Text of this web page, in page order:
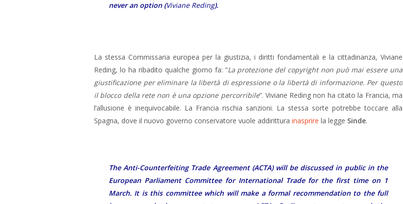
never an option (Viviane Reding).
La stessa Commissaria europea per la giustizia, i diritti fondamentali e la cittadinanza, Viviane
Reding, lo ha ribadito qualche giorno fa: “La protezione del copyright non può mai essere una
giustificazione per eliminare la libertà di espressione o la libertà di informazione. Per questo
il blocco della rete non è una opzione percorribile”. Viviane Reding non ha citato la Francia, ma
l’allusione è inequivocabile. La Francia rischia sanzioni. La stessa sorte potrebbe toccare alla
Spagna, dove il nuovo governo conservatore vuole addirittura inasprire la legge Sinde.
The Anti-Counterfeiting Trade Agreement (ACTA) will be discussed in public in the
European Parliament Committee for International Trade for the first time on 1
March. It is this committee which will make a formal recommendation to the full